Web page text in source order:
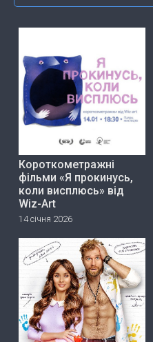
Короткометражні
фільми «Я прокинусь,
коли висплюсь» від
Wiz-Art
14 січня 2026